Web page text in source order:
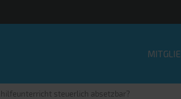
steuerlich absetzbar?